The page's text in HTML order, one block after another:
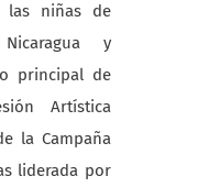
las niñas de
y
principal de
Artística
la Campaña
liderada por